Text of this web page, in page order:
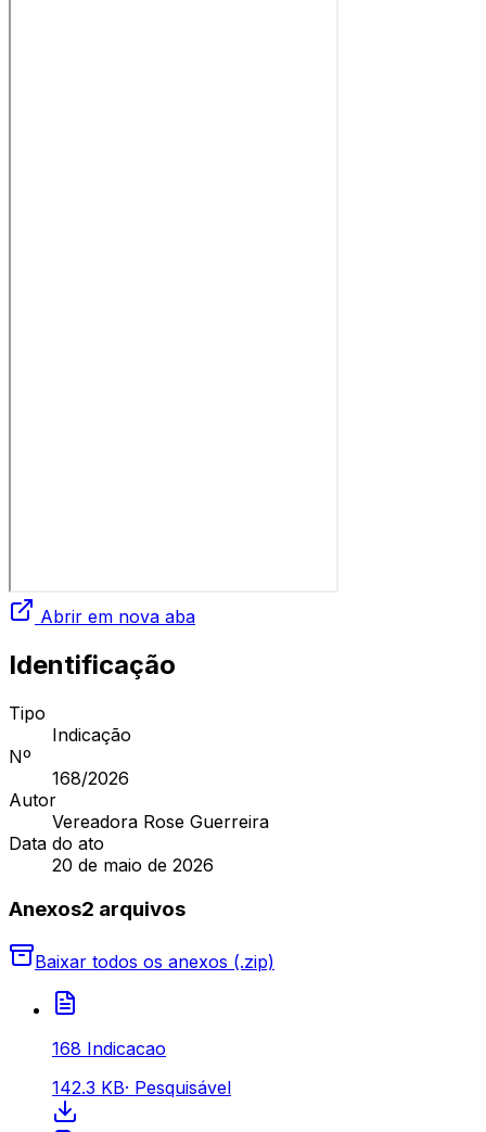
Abrir em nova aba
Identificação
Tipo
Indicação
Nº
168/2026
Autor
Vereadora Rose Guerreira
Data do ato
20 de maio de 2026
Anexos2 arquivos
Baixar todos os anexos (.zip)
168 Indicacao
142.3 KB· Pesquisável